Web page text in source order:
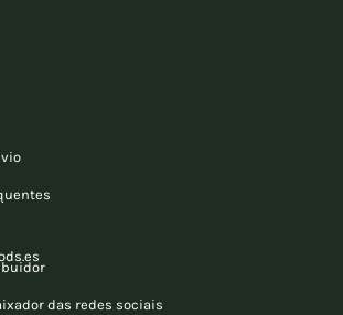
das redes sociais